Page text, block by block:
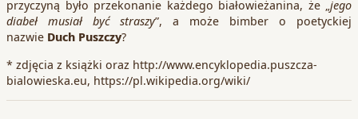
przyczyną było przekonanie każdego białowieżanina, że „jego
diabeł musiał być straszy”, a może bimber o poetyckiej
nazwie Duch Puszczy?
* zdjęcia z książki oraz http://www.encyklopedia.puszcza-
bialowieska.eu, https://pl.wikipedia.org/wiki/